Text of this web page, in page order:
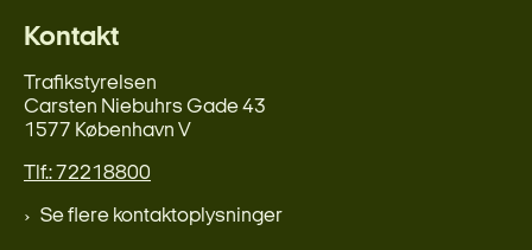
Kontakt
Trafikstyrelsen
Carsten Niebuhrs Gade 43
1577 København V
Tlf.: 72218800
Se flere kontaktoplysninger